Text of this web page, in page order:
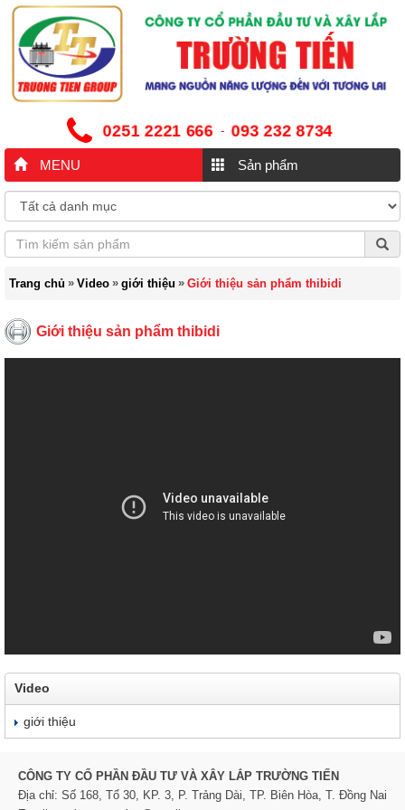
0251 2221 666 - 093 232 8734
MENU Sản phẩm
Trang chủ » Video » giới thiệu » Giới thiệu sản phẩm thibidi
Giới thiệu sản phẩm thibidi
Video
giới thiệu
CÔNG TY CỔ PHẦN ĐẦU TƯ VÀ XÂY LẮP TRƯỜNG TIẾN
Địa chỉ: Số 168, Tổ 30, KP. 3, P. Trảng Dài, TP. Biên Hòa, T. Đồng Nai